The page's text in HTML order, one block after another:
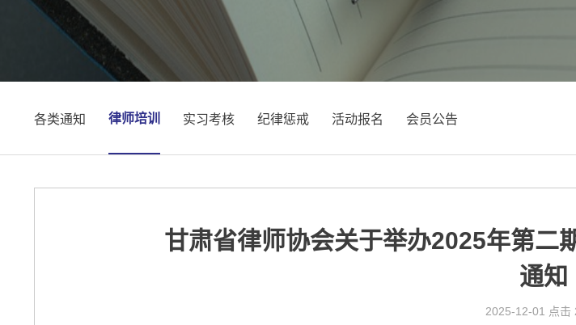
各类通知 律师培训 实习考核 纪律惩戒 活动报名 会员公告
甘肃省律师协会关于举办2025年第二
通知
2025-12-01 点击